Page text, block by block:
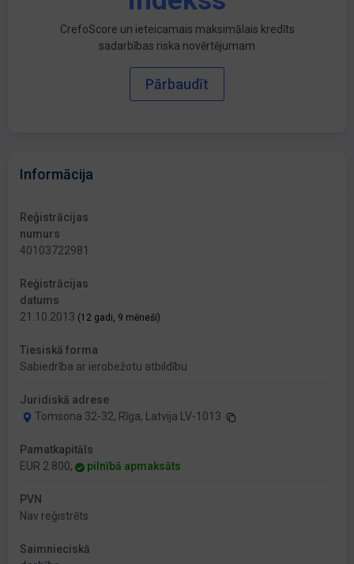
CrefoScore un ieteicamais maksimālais kredīts
sadarbības riska novērtējumam
Pārbaudīt
Informācija
Reģistrācijas
numurs
40103722981
Reģistrācijas
datums
21.10.2013 (12 gadi, 9 mēneši)
Tiesiskā forma
Sabiedrība ar ierobežotu atbildību
Juridiskā adrese
Tomsona 32-32, Rīga, Latvija LV-1013
Pamatkapitāls
EUR 2 800,
pilnībā apmaksāts
PVN
Nav reģistrēts
Saimnieciskā